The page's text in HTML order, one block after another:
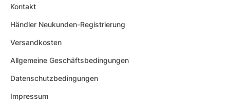
Kontakt
Händler Neukunden-Registrierung
Versandkosten
Allgemeine Geschäftsbedingungen
Datenschutzbedingungen
Impressum